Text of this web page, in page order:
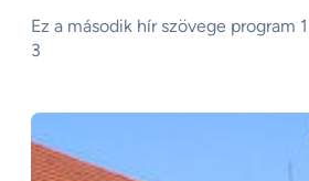
Ez a második hír szövege program
3